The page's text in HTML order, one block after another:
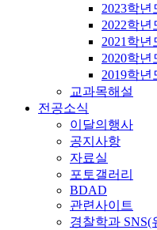
2023학년
2022학년
2021학년
2020학년
2019학년
교과목해설
전공소식
이달의행사
공지사항
자료실
포토갤러리
BDAD
관련사이트
경찰학과